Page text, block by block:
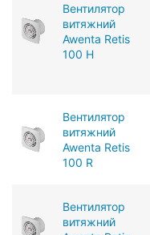
Вентилятор
витяжний
Awenta Retis
100 H
Вентилятор
витяжний
Awenta Retis
100 R
Вентилятор
витяжний